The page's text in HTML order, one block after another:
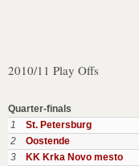
2010/11 Play Offs
Quarter-finals
1
St. Petersburg
2
Oostende
3
KK Krka Novo mesto